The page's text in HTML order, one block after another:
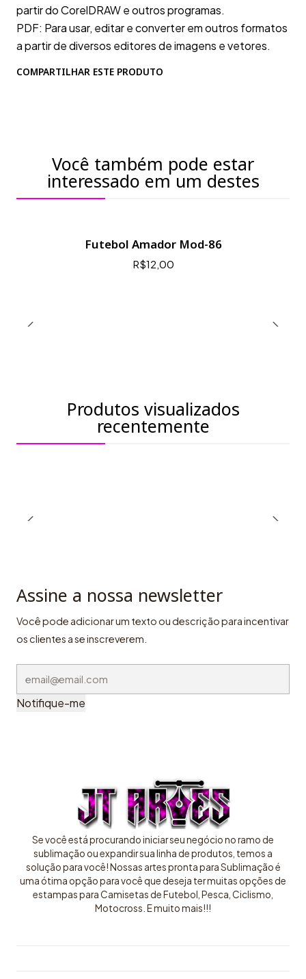
partir do CorelDRAW e outros programas.
PDF: Para usar, editar e converter em outros formatos
a partir de diversos editores de imagens e vetores.
COMPARTILHAR ESTE PRODUTO
Você também pode estar
interessado em um destes
Futebol Amador Mod-86
R$12,00
Produtos visualizados
recentemente
Assine a nossa newsletter
Você pode adicionar um texto ou descrição para incentivar
os clientes a se inscreverem.
Notifique-me
Se você está procurando iniciar seu negócio no ramo de
sublimação ou expandir sua linha de produtos, temos a
solução para você! Nossas artes pronta para Sublimação é
uma ótima opção para você que deseja ter muitas opções de
estampas para Camisetas de Futebol, Pesca, Ciclismo,
Motocross. E muito mais!!!